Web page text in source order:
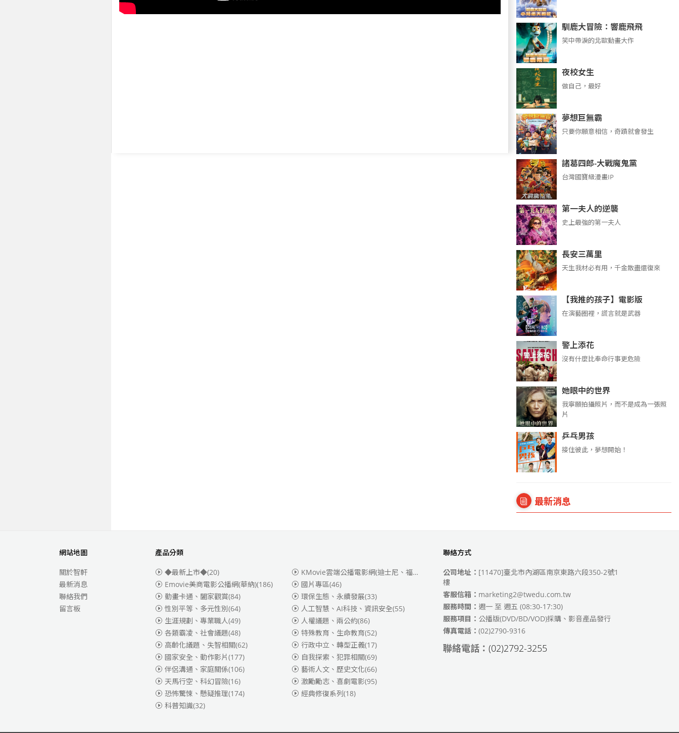
馴鹿大冒險：響鹿飛飛
笑中帶淚的北歐動畫大作
夜校女生
做自己，最好
夢想巨無霸
只要你願意相信，奇蹟就會發生
諸葛四郎-大戰魔鬼黨
台灣國寶級漫畫IP
第一夫人的逆襲
史上最強的第一夫人
長安三萬里
天生我材必有用，千金散盡還復來
【我推的孩子】電影版
在演藝圈裡，謊言就是武器
警上添花
沒有什麼比奉命行事更危險
她眼中的世界
我寧願拍攝照片，而不是成為一張照
片
乒乓男孩
接住彼此，夢想開始！
最新消息
網站地圖
關於智軒
最新消息
聯絡我們
留言板
產品分類
◆最新上市◆(20) KMovie雲端公播電影網(迪士尼、福斯、索尼)
(349)
Emovie美商電影公播網(華納)(186) 國片專區(46)
動畫卡通、闔家觀賞(84) 環保生態、永續發展(33)
性別平等、多元性別(64) 人工智慧、AI科技、資訊安全(55)
生涯規劃、專業職人(49) 人權議題、兩公約(86)
各類霸凌、社會議題(48) 特殊教育、生命教育(52)
高齡化議題、失智相關(62) 行政中立、轉型正義(17)
國家安全、動作影片(177) 自我探索、犯罪相關(69)
伴侶溝通、家庭關係(106) 藝術人文、歷史文化(66)
天馬行空、科幻冒險(16) 激勵勵志、喜劇電影(95)
恐怖驚悚、懸疑推理(174) 經典修復系列(18)
科普知識(32)
聯絡方式
公司地址： [11470]臺北市內湖區南京東路六段350-2號1
樓
客服信箱： marketing2@twedu.com.tw
服務時間： 週一 至 週五 (08:30-17:30)
服務項目： 公播版(DVD/BD/VOD)採購、影音產品發行
傳真電話： (02)2790-9316
聯絡電話： (02)2792-3255